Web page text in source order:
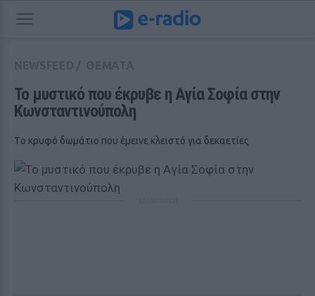
Το μυστικό που έκρυβε η Αγία Σοφία στην
Κωνσταντινούπολη
Tο κρυφό δωμάτιο που έμεινε κλειστό για δεκαετίες